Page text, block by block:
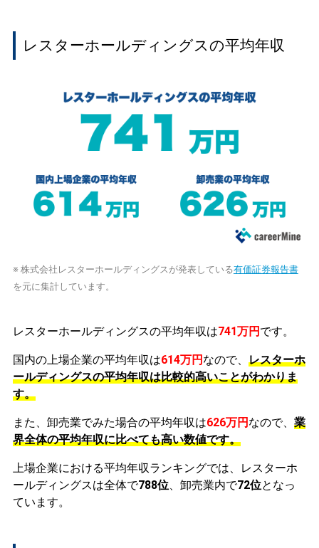
レスターホールディングスの平均年収
※ 株式会社レスターホールディングスが発表している有価証券報告書
を元に集計しています。
レスターホールディングスの平均年収は741万円 です。
国内の上場企業の平均年収は614万円 なので、 レスターホ
ールディングスの平均年収は比較的高いことがわかりま
す。
また、卸売業でみた場合の平均年収は626万円 なので、 業
界全体の平均年収に比べても高い数値です。
上場企業における平均年収ランキングでは、レスターホ
ールディングスは全体で788位、卸売業内で72位となっ
ています。